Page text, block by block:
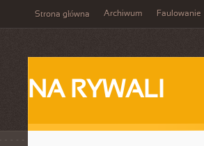
Strona główna Archiwum Faulowanie
NA RYWALI